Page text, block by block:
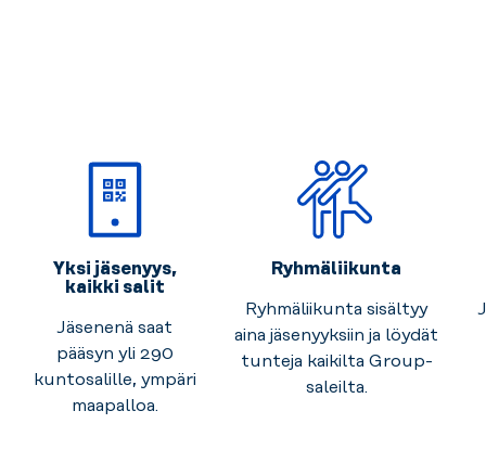
Yksi jäsenyys,
kaikki salit
Jäsenenä saat
pääsyn yli 290
kuntosalille, ympäri
maapalloa.
Ryhmäliikunta
Ryhmäliikunta sisältyy
aina jäsenyyksiin ja löydät
tunteja kaikilta Group-
saleilta.